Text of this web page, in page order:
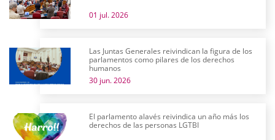
01 jul. 2026
Las Juntas Generales reivindican la figura de los
parlamentos como pilares de los derechos
humanos
30 jun. 2026
El parlamento alavés reivindica un año más los
derechos de las personas LGTBI